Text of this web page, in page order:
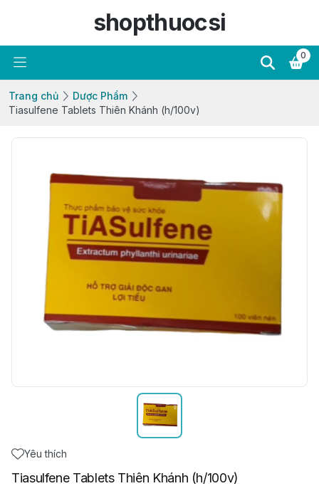
shopthuocsi
0
Trang chủ
Dược Phẩm
Tiasulfene Tablets Thiên Khánh (h/100v)
Yêu thích
Tiasulfene Tablets Thiên Khánh (h/100v)